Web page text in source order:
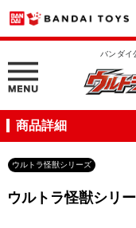
バンダイ
商品詳細
ウルトラ怪獣シリーズ
ウルトラ怪獣シリ